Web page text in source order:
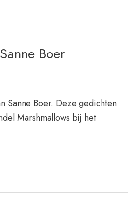
Boer
Sanne Boer. Deze gedichten
Marshmallows bij het